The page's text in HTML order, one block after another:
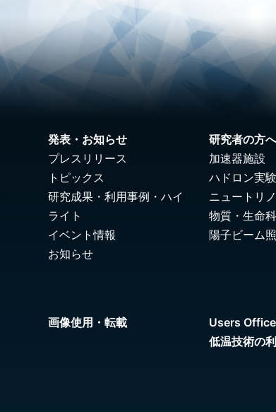
発表・お知らせ
プレスリリース
トピックス
研究成果・利用事例・ハイ
ライト
イベント情報
お知らせ
研究者の方へ
加速器施設
ハドロン実
ニュートリ
物質・生命
陽子ビーム
画像使用・転載
Users Office
低温技術の